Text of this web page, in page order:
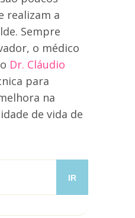
realizam a
Sempre
o médico
Dr. Cláudio
para
na
de vida de